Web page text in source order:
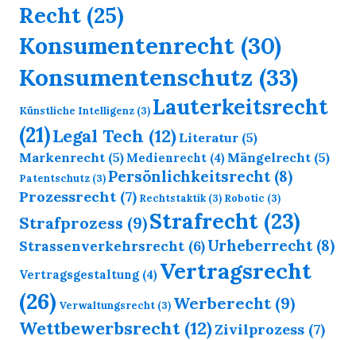
Recht (25)
Konsumentenrecht (30)
Konsumentenschutz (33)
Künstliche Intelligenz (3) Lauterkeitsrecht
(21)Legal Tech (12) Literatur (5)
Markenrecht (5) Medienrecht (4) Mängelrecht (5)
Patentschutz (3)Persönlichkeitsrecht(8)
Prozessrecht (7) Rechtstaktik(3) Robotic (3)
Strafprozess (9)Strafrecht (23)
Strassenverkehrsrecht (6)Urheberrecht(8)
Vertragsgestaltung (4) Vertragsrecht
(26) Verwaltungsrecht (3) Werberecht(9)
Wettbewerbsrecht(12)Zivilprozess (7)